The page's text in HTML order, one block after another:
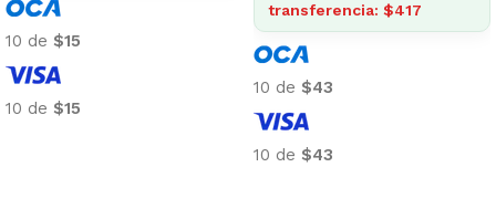
10 de $15
10 de $15
transferencia: $417
10 de $43
10 de $43